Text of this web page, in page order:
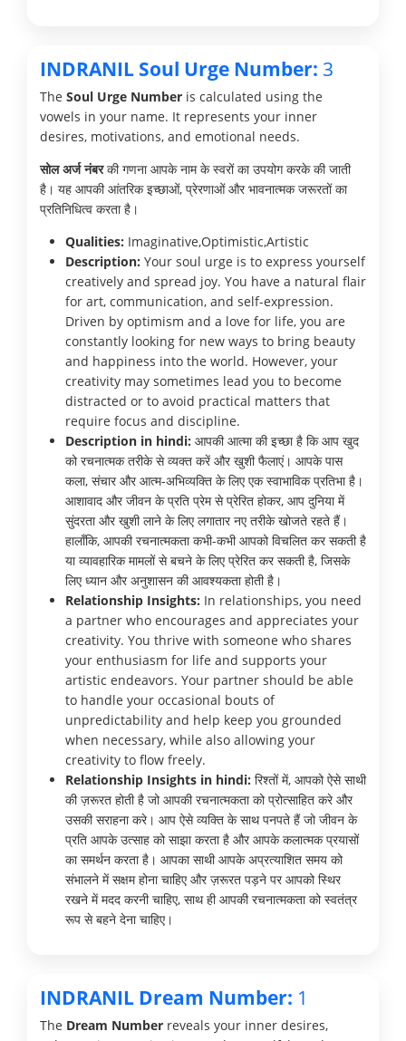
INDRANIL Soul Urge Number: 3
The Soul Urge Number is calculated using the
vowels in your name. It represents your inner
desires, motivations, and emotional needs.
सोल अर्ज नंबरकी गणना आपके नाम के स्वरों का उपयोग करके की जाती
है। यह आपकी आंतरिक इच्छाओं, प्रेरणाओं और भावनात्मक जरूरतों का
प्रतिनिधित्व करता है।
Qualities: Imaginative,Optimistic,Artistic
Description: Your soul urge is to express yourself
creatively and spread joy. You have a natural flair
for art, communication, and self-expression.
Driven by optimism and a love for life, you are
constantly looking for new ways to bring beauty
and happiness into the world. However, your
creativity may sometimes lead you to become
distracted or to avoid practical matters that
require focus and discipline.
Description in hindi: आपकी आत्मा की इच्छा है कि आप खुद
को रचनात्मक तरीके से व्यक्त करें और खुशी फैलाएं। आपके पास
कला, संचार और आत्म-अभिव्यक्ति के लिए एक स्वाभाविक प्रतिभा है।
आशावाद और जीवन के प्रति प्रेम से प्रेरित होकर, आप दुनिया में
सुंदरता और खुशी लाने के लिए लगातार नए तरीके खोजते रहते हैं।
हालाँकि, आपकी रचनात्मकता कभी-कभी आपको विचलित कर सकती है
या व्यावहारिक मामलों से बचने के लिए प्रेरित कर सकती है, जिसके
लिए ध्यान और अनुशासन की आवश्यकता होती है।
Relationship Insights: In relationships, you need
a partner who encourages and appreciates your
creativity. You thrive with someone who shares
your enthusiasm for life and supports your
artistic endeavors. Your partner should be able
to handle your occasional bouts of
unpredictability and help keep you grounded
when necessary, while also allowing your
creativity to flow freely.
Relationship Insights in hindi: रिश्तों में, आपको ऐसे साथी
की ज़रूरत होती है जो आपकी रचनात्मकता को प्रोत्साहित करे और
उसकी सराहना करे। आप ऐसे व्यक्ति के साथ पनपते हैं जो जीवन के
प्रति आपके उत्साह को साझा करता है और आपके कलात्मक प्रयासों
का समर्थन करता है। आपका साथी आपके अप्रत्याशित समय को
संभालने में सक्षम होना चाहिए और ज़रूरत पड़ने पर आपको स्थिर
रखने में मदद करनी चाहिए, साथ ही आपकी रचनात्मकता को स्वतंत्र
रूप से बहने देना चाहिए।
INDRANIL Dream Number: 1
The Dream Number reveals your inner desires,